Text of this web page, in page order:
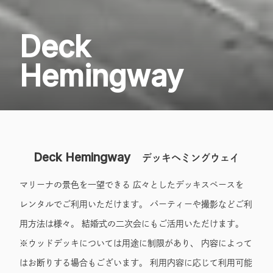
Deck
Hemingway
Deck Hemingway デッキヘミングウェイ
マリーナの景色を一望できる 広々としたデッキスペースを
レンタルでご利用いただけます。 パーティーや撮影などご利
用方法は様々。 結婚式の二次会にもご活用いただけます。
※ウッドデッキについては用途に制限があり、 内容によって
はお断りする場合もございます。 利用内容に応じて利用可能